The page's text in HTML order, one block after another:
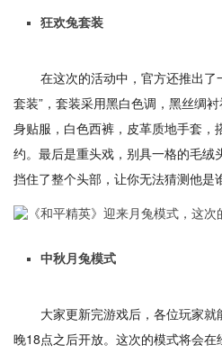
狂欢兔套装
在这次的活动中，官方还推出
套装”，套装采用黑白色调，黑丝绸
身贴服，白色西裤，皮革质地手套，
约。最后是重头戏，别具一格的毛绒
挡住了整个头部，让你无法猜测他是
中秋月兔模式
大家更新完游戏后，各位玩家
晚18点之后开放。这次的模式将会